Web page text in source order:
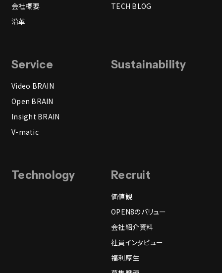
会社概要
沿革
TECH BLOG
Service
Video BRAIN
Open BRAIN
Insight BRAIN
V-matic
Technology Recruit
価値観
OPEN8のバリュー
会社紹介資料
社員インタビュー
福利厚生
Sustainability